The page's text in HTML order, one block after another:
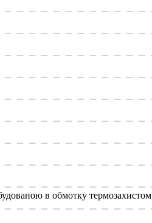
в обмотку термозахистом